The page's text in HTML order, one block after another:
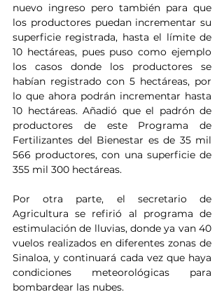
nuevo ingreso pero también para que
los productores puedan incrementar su
superficie registrada, hasta el límite de
10 hectáreas, pues puso como ejemplo
los casos donde los productores se
habían registrado con 5 hectáreas, por
lo que ahora podrán incrementar hasta
10 hectáreas. Añadió que el padrón de
productores de este Programa de
Fertilizantes del Bienestar es de 35 mil
566 productores, con una superficie de
355 mil 300 hectáreas.
Por otra parte, el secretario de
Agricultura se refirió al programa de
estimulación de lluvias, donde ya van 40
vuelos realizados en diferentes zonas de
Sinaloa, y continuará cada vez que haya
condiciones meteorológicas para
bombardear las nubes.